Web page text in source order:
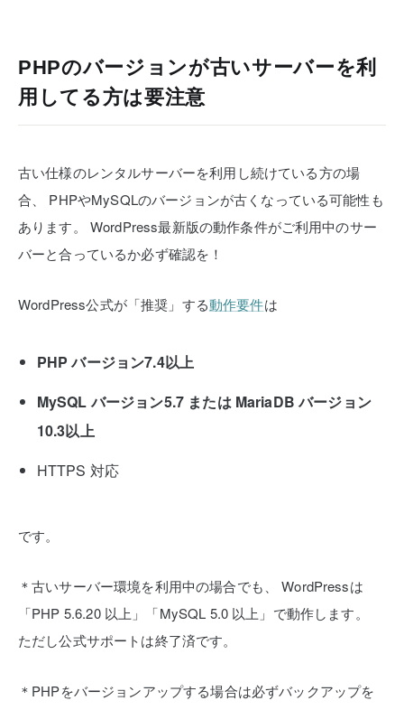
PHPのバージョンが古いサーバーを利
用してる方は要注意
古い仕様のレンタルサーバーを利用し続けている方の場
合、
PHPやMySQLのバージョンが古くなっている可能性も
あります。
WordPress最新版の動作条件がご利用中のサー
バーと合っているか必ず確認を！
WordPress公式が「推奨」する動作要件は
PHP バージョン7.4以上
MySQL バージョン5.7 または MariaDB バージョン
10.3以上
HTTPS 対応
です。
＊古いサーバー環境を利用中の場合でも、
WordPressは
「PHP 5.6.20 以上」「MySQL 5.0 以上」で動作します。
ただし公式サポートは終了済です。
＊PHPをバージョンアップする場合は必ずバックアップを